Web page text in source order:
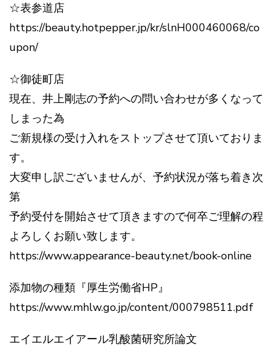
☆表参道店
https://beauty.hotpepper.jp/kr/slnH000460068/co
upon/
☆御徒町店
現在、井上剛志の予約への問い合わせが多くなって
しまった為
ご新規様の受け入れをストップさせて頂いておりま
す。
大変申し訳ございませんが、予約状況が落ち着き次
第
予約受付を開始させて頂きますので何卒ご理解の程
よろしくお願い致します。
https://www.appearance-beauty.net/book-online
添加物の種類『厚生労働省HP』
https://www.mhlw.go.jp/content/000798511.pdf
エイエルエイアール乳酸菌研究所論文